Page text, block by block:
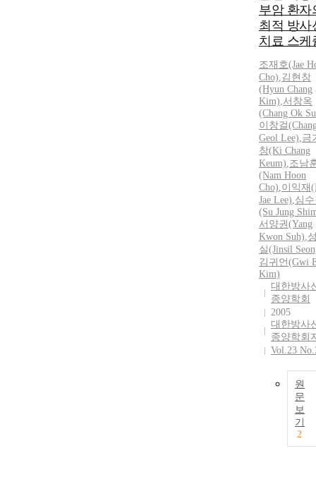
부암 환자
최적 방사
치료 스케
조재호(Jae
Cho),김현창
(Hyun Chang
Kim),서창옥
(Chang Ok
이창걸
Geol Lee),금
창(Ki Chang
Keum),조남
(Nam Hoon
Cho),이익재
Jae Lee),심
(Su Jung
서양권(Yang
Kwon Suh),
실(Jinsil
김귀언(Gwi
Kim)
대한방사
종양학회
2005
대한방사
종양학회
Vol.23
원
문
보
기
2